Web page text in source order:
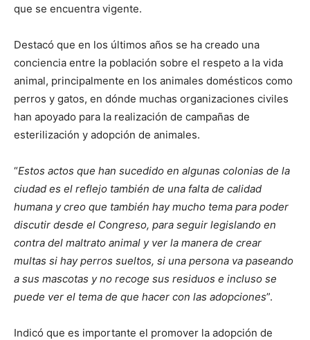
que se encuentra vigente.
Destacó que en los últimos años se ha creado una
conciencia entre la población sobre el respeto a la vida
animal, principalmente en los animales domésticos como
perros y gatos, en dónde muchas organizaciones civiles
han apoyado para la realización de campañas de
esterilización y adopción de animales.
“Estos actos que han sucedido en algunas colonias de la
ciudad es el reflejo también de una falta de calidad
humana y creo que también hay mucho tema para poder
discutir desde el Congreso, para seguir legislando en
contra del maltrato animal y ver la manera de crear
multas si hay perros sueltos, si una persona va paseando
a sus mascotas y no recoge sus residuos e incluso se
puede ver el tema de que hacer con las adopciones”.
Indicó que es importante el promover la adopción de